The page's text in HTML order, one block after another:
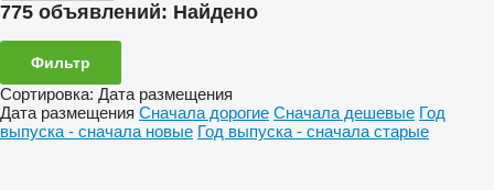
775 объявлений: Найдено
Фильтр
Сортировка: Дата размещения
Дата размещения Сначала дорогие Сначала дешевые Год
выпуска - сначала новые Год выпуска - сначала старые